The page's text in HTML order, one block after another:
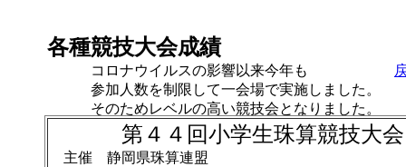
第４４回小学生珠算競技大会
主催 静岡県珠算連盟
各種競技大会成績
コロナウイルスの影響以来今年も
参加人数を制限して一会場で実施しました。
そのためレベルの高い競技会となりました。